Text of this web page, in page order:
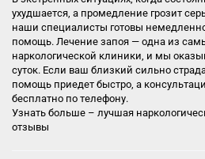
ухудшается, а промедление грозит
наши специалисты готовы
помощь. Лечение запоя — одна из
наркологической клиники, и мы
суток. Если ваш близкий сильно
помощь приедет быстро, а
бесплатно по телефону.
Узнать больше – лучшая
отзывы